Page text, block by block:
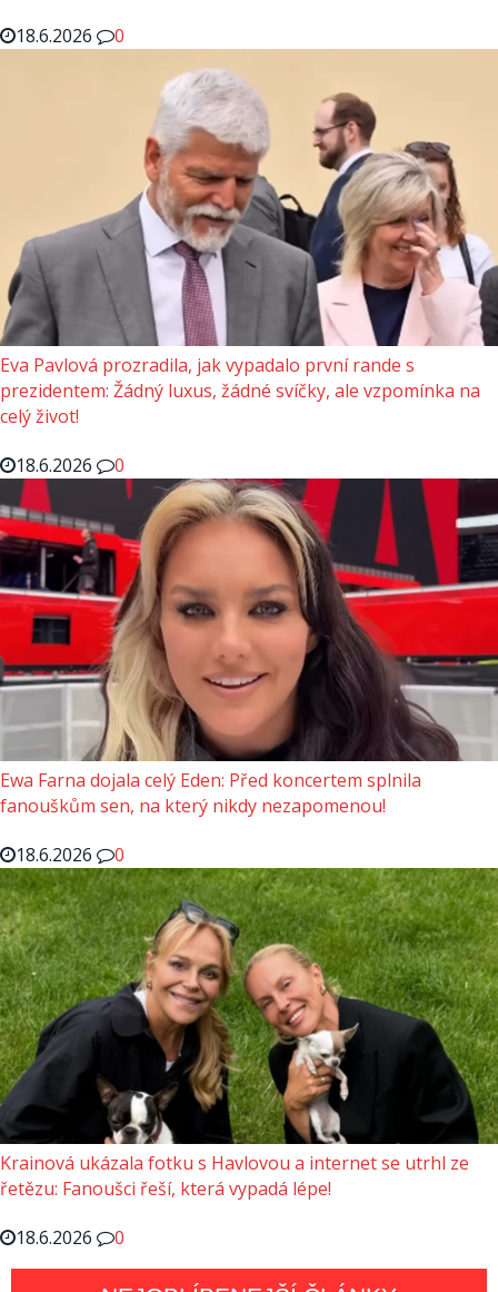
18.6.2026
0
Eva Pavlová prozradila, jak vypadalo první rande s
prezidentem: Žádný luxus, žádné svíčky, ale vzpomínka na
celý život!
18.6.2026
0
Ewa Farna dojala celý Eden: Před koncertem splnila
fanouškům sen, na který nikdy nezapomenou!
18.6.2026
0
Krainová ukázala fotku s Havlovou a internet se utrhl ze
řetězu: Fanoušci řeší, která vypadá lépe!
18.6.2026
0